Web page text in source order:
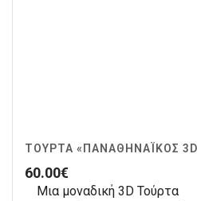
ΤΟΎΡΤΑ «ΠΑΝΑΘΗΝΑΪΚΌΣ
60.00€
Μια μοναδική 3D Τούρτα